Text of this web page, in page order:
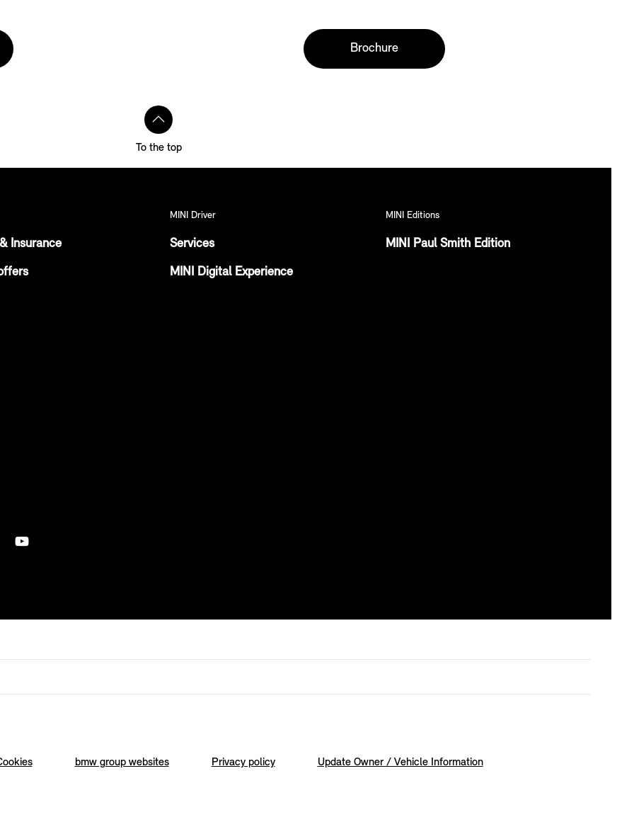
Brochure
To the top
Insurance
MINI Driver
Services
MINI Digital Experience
MINI Editions
MINI Paul Smith Edition
bmw group websites Privacy policy Update Owner / Vehicle Information